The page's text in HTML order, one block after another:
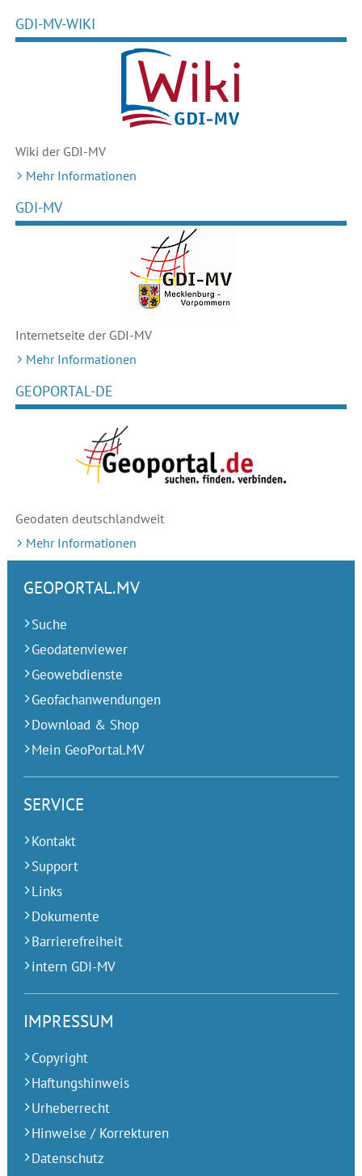
GDI-MV-WIKI
Wiki der GDI-MV
Mehr Informationen
GDI-MV
Internetseite der GDI-MV
Mehr Informationen
GEOPORTAL-DE
Geodaten deutschlandweit
Mehr Informationen
GEOPORTAL.MV
Suche
Geodatenviewer
Geowebdienste
Geofachanwendungen
Download & Shop
Mein GeoPortal.MV
SERVICE
Kontakt
Support
Links
Dokumente
Barrierefreiheit
intern GDI-MV
IMPRESSUM
Copyright
Haftungshinweis
Urheberrecht
Hinweise / Korrekturen
Datenschutz